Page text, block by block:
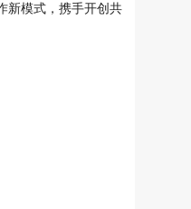
新模式，携手开创共